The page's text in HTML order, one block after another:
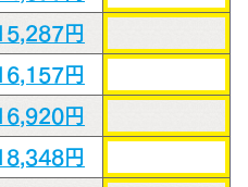
円
円
円
円